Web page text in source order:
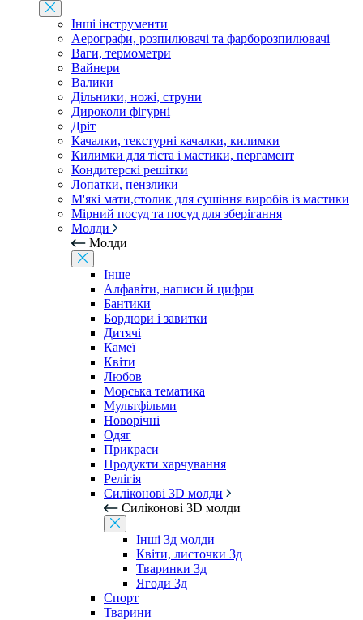
Інші інструменти
Аерографи, розпилювачі та фарборозпилювачі
Ваги, термометри
Вайнери
Валики
Дільники, ножі, струни
Дироколи фігурні
Дріт
Качалки, текстурні качалки, килимки
Килимки для тіста і мастики, пергамент
Кондитерскі решітки
Лопатки, пензлики
М'які мати,столик для сушіння виробів із мастики
Мірний посуд та посуд для зберігання
Молди
Молди
Інше
Алфавіти, написи й цифри
Бантики
Бордюри і завитки
Дитячі
Камеї
Квіти
Любов
Морська тематика
Мультфільми
Новорічні
Одяг
Прикраси
Продукти харчування
Релігія
Силіконові 3D молди
Силіконові 3D молди
Інші 3д молди
Квіти, листочки 3д
Тваринки 3д
Ягоди 3д
Спорт
Тварини